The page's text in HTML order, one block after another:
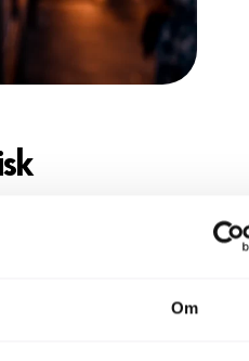
Om
nordisk emittent så
4,25 procent och